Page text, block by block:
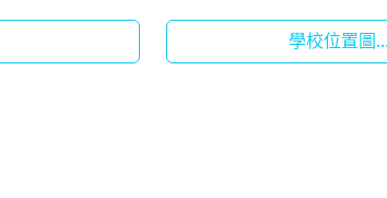
學校位置圖...